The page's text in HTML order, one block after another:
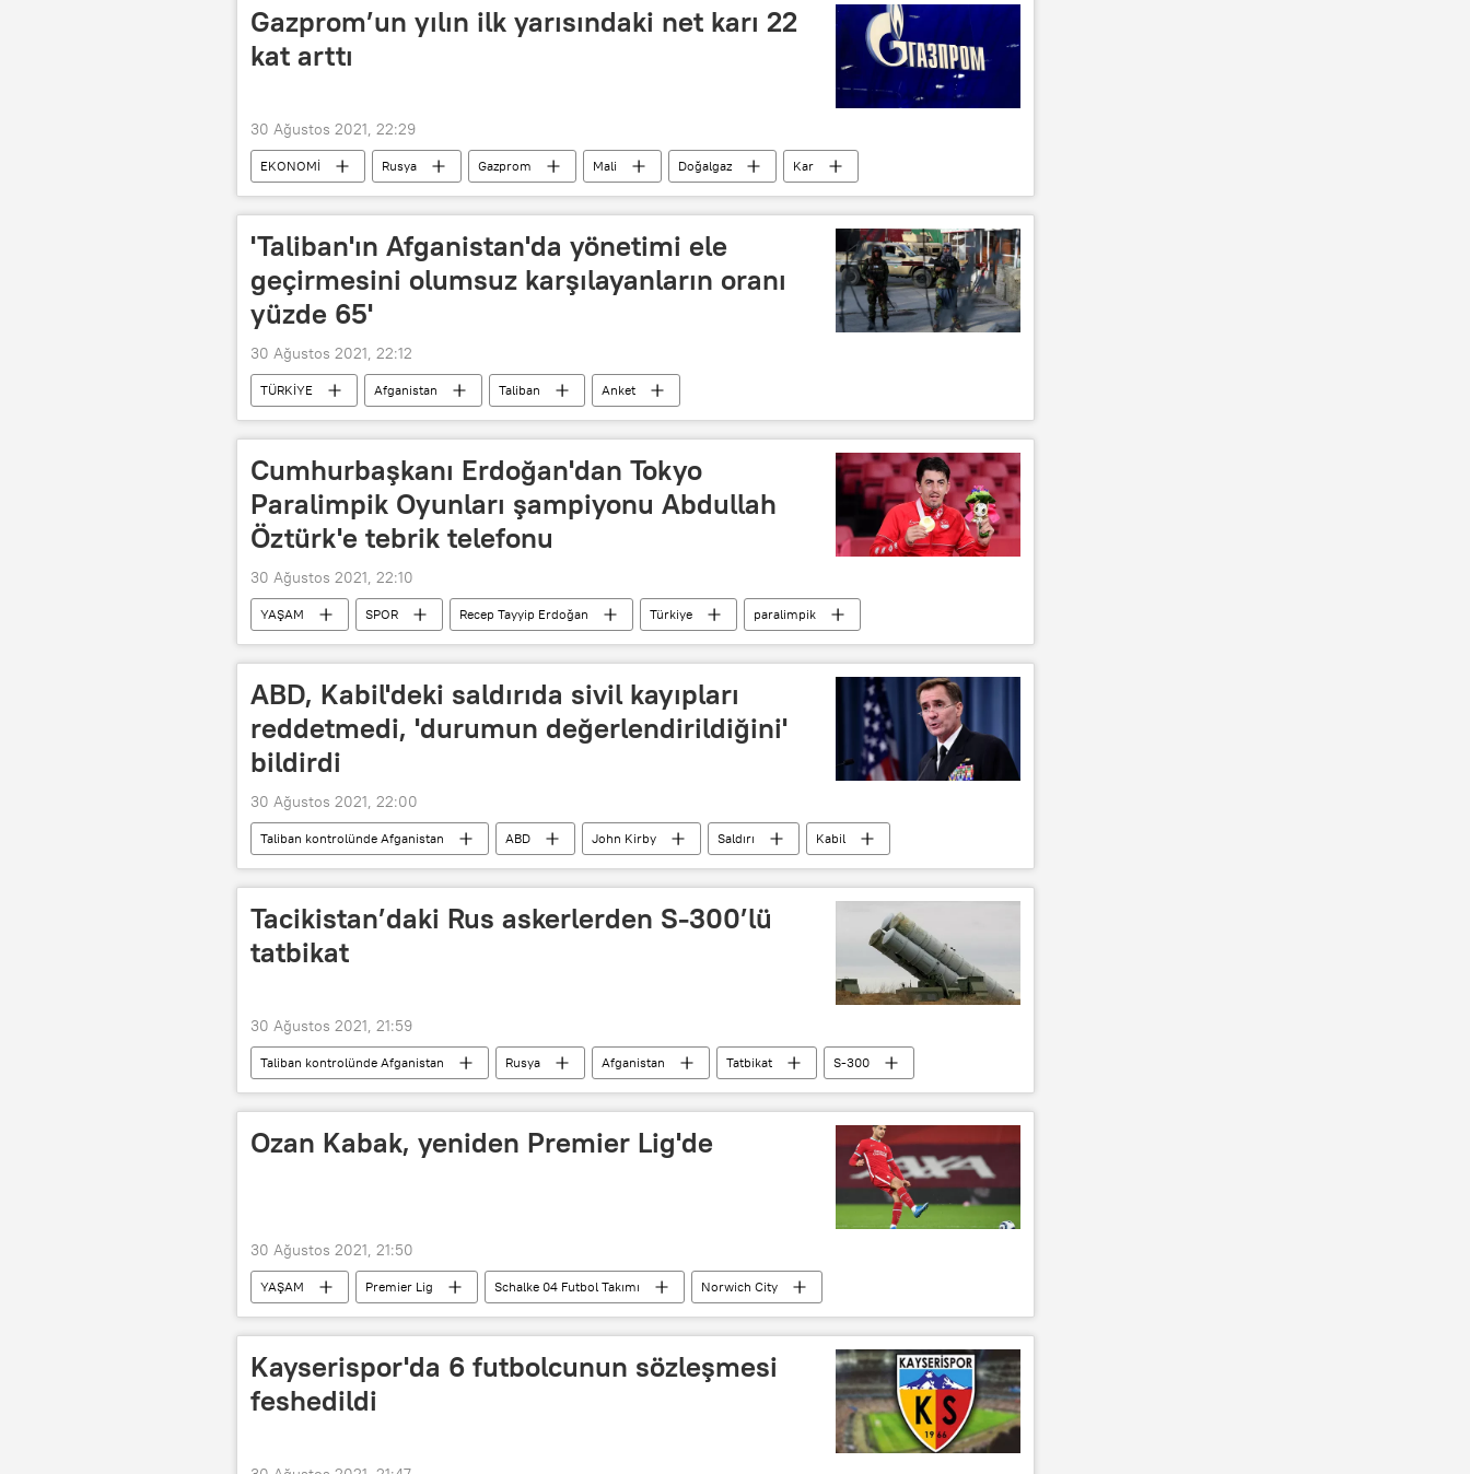
Gazprom’un yılın ilk yarısındaki net karı 22
kat arttı
30 Ağustos 2021, 22:29
EKONOMİ Rusya Gazprom Mali Doğalgaz
Kar
Artış
Üretim
'Taliban'ın Afganistan'da yönetimi ele
geçirmesini olumsuz karşılayanların oranı
yüzde 65'
30 Ağustos 2021, 22:12
TÜRKİYE Afganistan Taliban Anket
Cumhurbaşkanı Erdoğan'dan Tokyo
Paralimpik Oyunları şampiyonu Abdullah
Öztürk'e tebrik telefonu
30 Ağustos 2021, 22:10
YAŞAM SPOR Recep Tayyip Erdoğan Türkiye
paralimpik
Tebrik
Telefon Tebrik mesajı
Abdullah Öztürk
ABD, Kabil'deki saldırıda sivil kayıpları
reddetmedi, 'durumun değerlendirildiğini'
bildirdi
30 Ağustos 2021, 22:00
Taliban kontrolünde Afganistan ABD John Kirby Saldırı
Kabil
Hava saldırısı
Tacikistan’daki Rus askerlerden S-300’lü
tatbikat
30 Ağustos 2021, 21:59
Taliban kontrolünde Afganistan Rusya Afganistan Tatbikat S-300
Ozan Kabak, yeniden Premier Lig'de
30 Ağustos 2021, 21:50
YAŞAM Premier Lig Schalke 04 Futbol Takımı
Norwich City
Ozan Kabak
Kayserispor'da 6 futbolcunun sözleşmesi
feshedildi